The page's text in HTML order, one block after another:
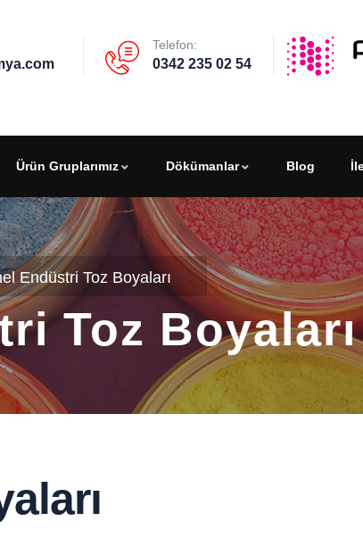
Telefon:
0342 235 02 54
Ürün Gruplarımız Dökümanlar Blog
Endüstri Toz Boyaları
Toz Boyaları